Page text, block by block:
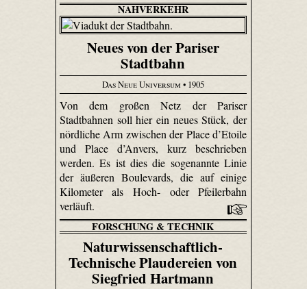
NAHVERKEHR
Neues von der Pariser
Stadtbahn
Das Neue Universum• 1905
Von dem großen Netz der Pariser
Stadtbahnen soll hier ein neues Stück, der
nördliche Arm zwischen der Place d’Etoile
und Place d’Anvers, kurz beschrieben
werden. Es ist dies die sogenannte Linie
der äußeren Boulevards, die auf einige
Kilometer als Hoch- oder Pfeilerbahn
verläuft.
FORSCHUNG & TECHNIK
Naturwissenschaftlich-
Technische Plaudereien von
Siegfried Hartmann